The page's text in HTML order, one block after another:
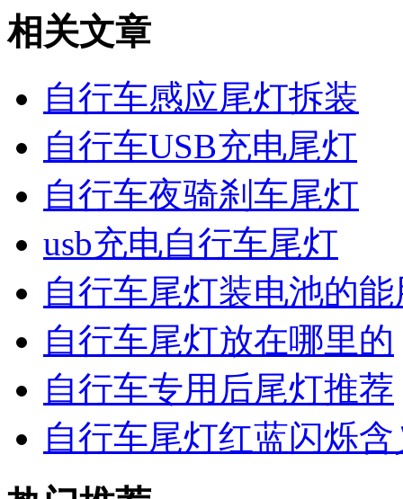
相关文章
自行车感应尾灯拆装
自行车USB充电尾灯
自行车夜骑刹车尾灯
usb充电自行车尾灯
自行车尾灯装电池的
自行车尾灯放在哪里的
自行车专用后尾灯推荐
自行车尾灯红蓝闪烁含